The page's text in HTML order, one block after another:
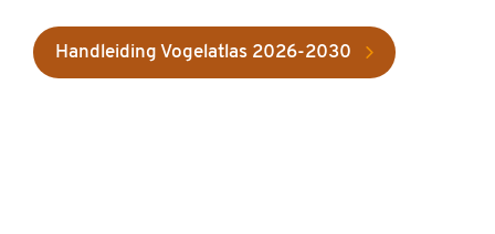
Handleiding Vogelatlas 2026-2030